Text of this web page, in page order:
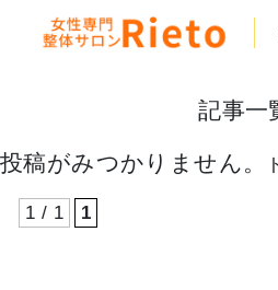
記事一
投稿がみつかりません。
1 / 1 1